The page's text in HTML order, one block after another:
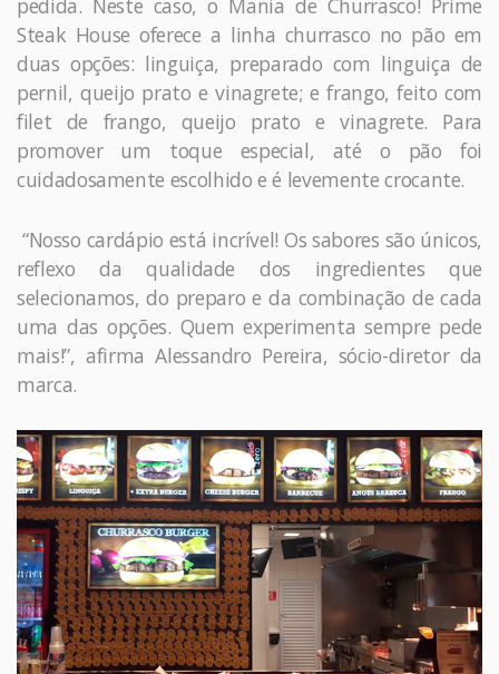
pedida. Neste caso, o Mania de Churrasco! Prime
Steak House oferece a linha churrasco no pão em
duas opções: linguiça, preparado com linguiça de
pernil, queijo prato e vinagrete; e frango, feito com
filet de frango, queijo prato e vinagrete. Para
promover um toque especial, até o pão foi
cuidadosamente escolhido e é levemente crocante.
“Nosso cardápio está incrível! Os sabores são únicos,
reflexo da qualidade dos ingredientes que
selecionamos, do preparo e da combinação de cada
uma das opções. Quem experimenta sempre pede
mais!”, afirma Alessandro Pereira, sócio-diretor da
marca.